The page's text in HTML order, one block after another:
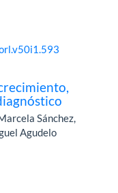
Sánchez,
Agudelo